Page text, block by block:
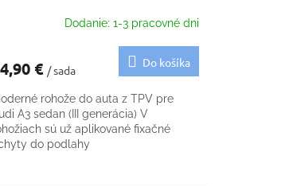
Dodanie: 1-3 pracovné dni
€ / sada
Do košíka
rohože do auta z TPV pre
A3 sedan (III generácia) V
sú už aplikované fixačné
do podlahy